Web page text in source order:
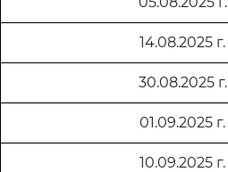
14.08.2025 г.
30.08.2025 г.
01.09.2025 г.
10.09.2025 г.